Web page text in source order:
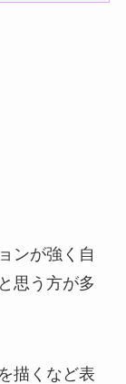
ンが強く自
思う方が多
描くなど表